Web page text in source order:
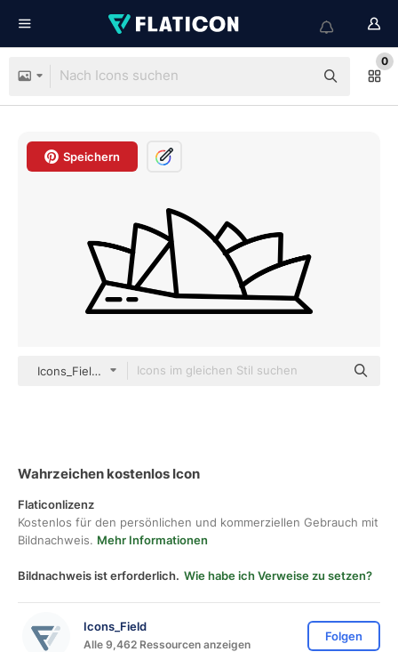
0
Speichern
Icons_Field outline
Wahrzeichen kostenlos Icon
Flaticonlizenz
Kostenlos für den persönlichen und kommerziellen Gebrauch mit
Bildnachweis. Mehr Informationen
Bildnachweis ist erforderlich. Wie habe ich Verweise zu setzen?
Icons_Field
Alle 9,462 Ressourcen anzeigen
Folgen